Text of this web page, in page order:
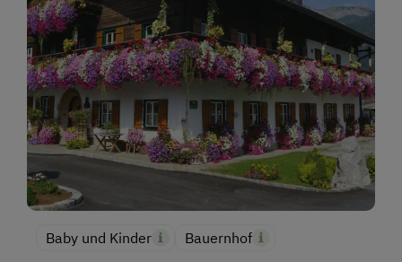
Baby und Kinder Bauernhof